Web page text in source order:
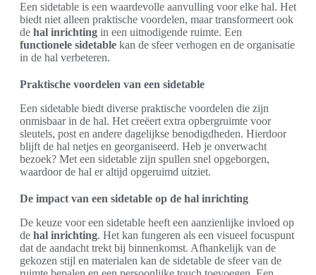
Een sidetable is een waardevolle aanvulling voor elke hal. Het
biedt niet alleen praktische voordelen, maar transformeert ook
de hal inrichting in een uitnodigende ruimte. Een
functionele sidetable kan de sfeer verhogen en de organisatie
in de hal verbeteren.
Praktische voordelen van een sidetable
Een sidetable biedt diverse praktische voordelen die zijn
onmisbaar in de hal. Het creëert extra opbergruimte voor
sleutels, post en andere dagelijkse benodigdheden. Hierdoor
blijft de hal netjes en georganiseerd. Heb je onverwacht
bezoek? Met een sidetable zijn spullen snel opgeborgen,
waardoor de hal er altijd opgeruimd uitziet.
De impact van een sidetable op de hal inrichting
De keuze voor een sidetable heeft een aanzienlijke invloed op
de hal inrichting. Het kan fungeren als een visueel focuspunt
dat de aandacht trekt bij binnenkomst. Afhankelijk van de
gekozen stijl en materialen kan de sidetable de sfeer van de